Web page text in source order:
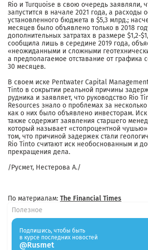
Rio и Turquoise в свою очередь заявляли,
запустится в начале 2021 года, а расходы
установленного бюджета в $5,3 млрд.;
месяцев было объявлено только в 2018
дополнительных затратах в размере $1,2-
сообщила лишь в середине 2019 года,
«неожиданными и сложными
а предполагаемое отставание от графика
30 месяцев.
В своем иске Pentwater Capital
Tinto в сокрытии реальной причины
рудника и заявляет, что руководство Rio
Resources знало о проблемах за
как о них было объявлено инвесторам.
также содержит заявления старшего
который называет «стопроцентной
том, что причиной задержек стали
Rio Tinto считают иск необоснованным и
прекращения дела.
/Русмет, Нестерова А./
По материалам: The Financial Times
Полезное
Подпишись, чтобы быть
в курсе последних новостей
@Rusmet